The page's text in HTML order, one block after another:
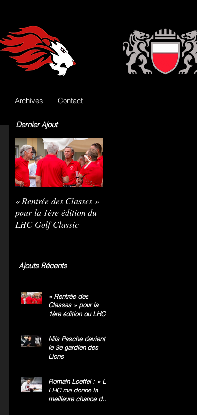
Archives Contact
Dernier Ajout
« Rentrée des Classes »
pour la 1ère édition du
LHC Golf Classic
Ajouts Récents
« Rentrée des
Classes » pour la
1ère édition du LHC
Nils Pasche devient
le 3e gardien des
Lions
Romain Loeffel : « Le
LHC me donne la
meilleure chance de